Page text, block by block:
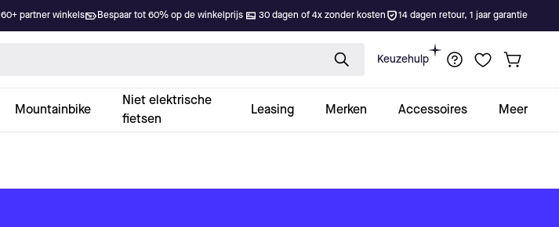
60+ partner winkels Bespaar tot 60% op de winkelprijs 30 dagen of 4x zonder kosten 14 dagen retour, 1 jaar garantie
Keuzehulp
Mountainbike
Niet elektrische
fietsen
Leasing Merken Accessoires Meer